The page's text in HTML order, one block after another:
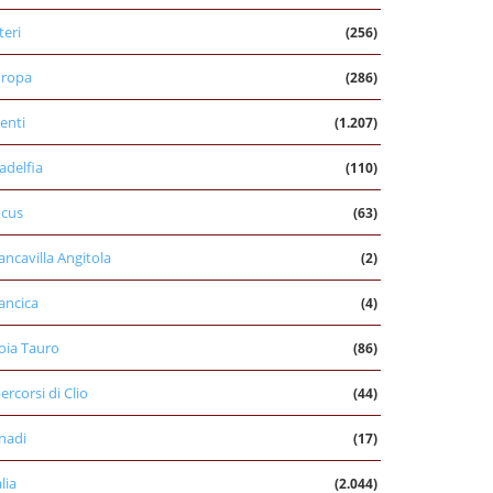
(256)
(286)
(1.207)
(110)
(63)
Angitola (2)
(4)
Tauro (86)
di Clio (44)
(17)
(2.044)